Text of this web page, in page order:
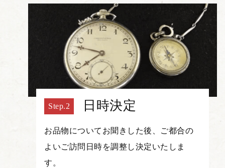
日時決定
お品物についてお聞きした後、ご都合の
よいご訪問日時を調整し決定いたしま
す。